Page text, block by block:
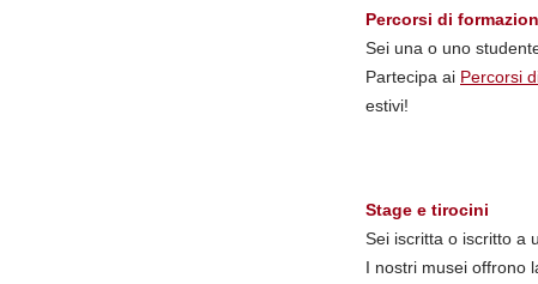
Percorsi di
Sei una o uno
Partecipa ai Percorsi
estivi!
Stage e tirocini
Sei iscritta o iscritto a
I nostri musei offrono